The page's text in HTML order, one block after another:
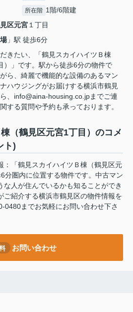
所在階 1階/6階建
区元宮１丁目
」駅 徒歩6分
きたい、「鶴見スカイハイツＢ棟
）」です。駅から徒歩6分の物件で
ら、綺麗で機能的な設備のあるマン
ハウジングがお届けする横浜市鶴見
、info@aina-housing.co.jpまでご連
する質問や予約も承っております。
（鶴見区元宮1丁目）のコメ
ト)
：「鶴見スカイハイツＢ棟（鶴見区元
分圏内に位置する物件です。中古マン
な人が住んでいるかも知ることができ
ご紹介する横浜市鶴見区の物件情報を
0480までお気軽にお問い合わせ下さ
お問い合わせ